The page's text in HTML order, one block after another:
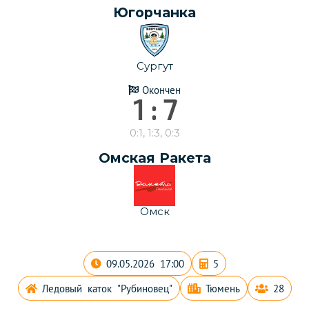
09.05.2026 17:00 5
Ледовый каток "Рубиновец" Тюмень 28
Югорчанка
Сургут
Окончен
1 : 7
0:1, 1:3, 0:3
Омская Ракета
Омск